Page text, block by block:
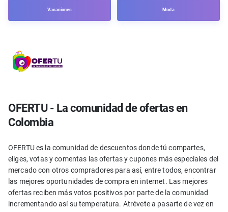
Vacaciones Moda
OFERTU - La comunidad de ofertas en
Colombia
OFERTU es la comunidad de descuentos donde tú compartes,
eliges, votas y comentas las ofertas y cupones más especiales del
mercado con otros compradores para así, entre todos, encontrar
las mejores oportunidades de compra en internet. Las mejores
ofertas reciben más votos positivos por parte de la comunidad
incrementando así su temperatura. Atrévete a pasarte de vez en